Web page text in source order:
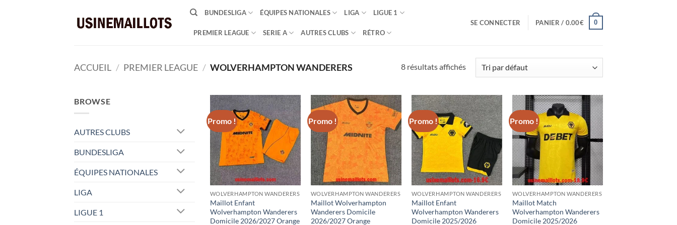
BUNDESLIGA ÉQUIPES NATIONALES LIGA LIGUE 1
PREMIER LEAGUE SERIE A AUTRES CLUBS RÉTRO
SE CONNECTER PANIER / 0.00€ 0
ACCUEIL / PREMIER LEAGUE / WOLVERHAMPTON WANDERERS 8 résultats affichés
BROWSE
AUTRES CLUBS
BUNDESLIGA
ÉQUIPES NATIONALES
LIGA
LIGUE 1
Promo !
WOLVERHAMPTON WANDERERS
Maillot Enfant
Wolverhampton Wanderers
Domicile 2026/2027 Orange
Promo !
WOLVERHAMPTON WANDERERS
Maillot Wolverhampton
Wanderers Domicile
2026/2027 Orange
Promo !
WOLVERHAMPTON WANDERERS
Maillot Enfant
Wolverhampton Wanderers
Domicile 2025/2026
Promo !
WOLVERHAMPTON WANDERERS
Maillot Match
Wolverhampton Wanderers
Domicile 2025/2026